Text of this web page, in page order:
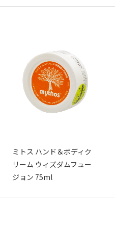
ミトス ハンド＆ボディク
リーム ウィズダムフュー
ジョン 75ml